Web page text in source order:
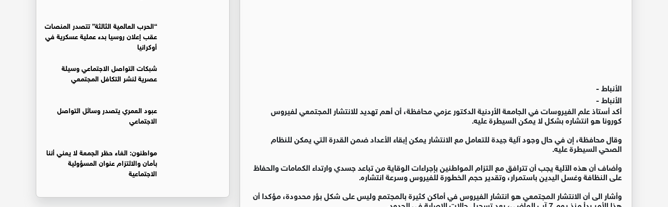
الأنباط -
الأنباط -
أكد أستاذ علم الفيروسات في الجامعة الأردنية الدكتور عزمي محافظة، أن أهم تهديد للانتشار المجتمعي لفيروس
كورونا هو انتشاره بشكل لا يمكن السيطرة عليه.
وقال محافظة، إن في حال وجود آلية جيدة للتعامل مع الانتشار يمكن إبقاء الأعداد ضمن القدرة التي يمكن للنظام
الصحي السيطرة عليه.
وأضاف أن هذه الآلية يجب أن تترافق مع التزام المواطنين بإجراءات الوقاية من تباعد جسدي وارتداء الكمامات والحفاظ
على النظافة وغسل اليدين باستمرار، وتقدير حجم الخطورة للفيروس وسرعة انتشاره.
وأشار الى أن الانتشار المجتمعي هو انتشار الفيروس في أماكن كثيرة بالمجتمع وليس على شكل بؤر محدودة، مؤكدا أن
هذا الأمر بدأ منذ يوم 7 آب الماضي، بعد تسجيل حالات الإصابة في الحدود.
“الحرب العالمية الثالثة” تتصدر المنصات
عقب إعلان روسيا بدء عملية عسكرية في
أوكرانيا
شبكات التواصل الاجتماعي وسيلة
عصرية لنشر التكافل المجتمعي
عبود العمري يتصدر وسائل التواصل
الاجتماعي
مواطنون: الغاء حظر الجمعة لا يعني أننا
بأمان والالتزام عنوان المسؤولية
الاجتماعية